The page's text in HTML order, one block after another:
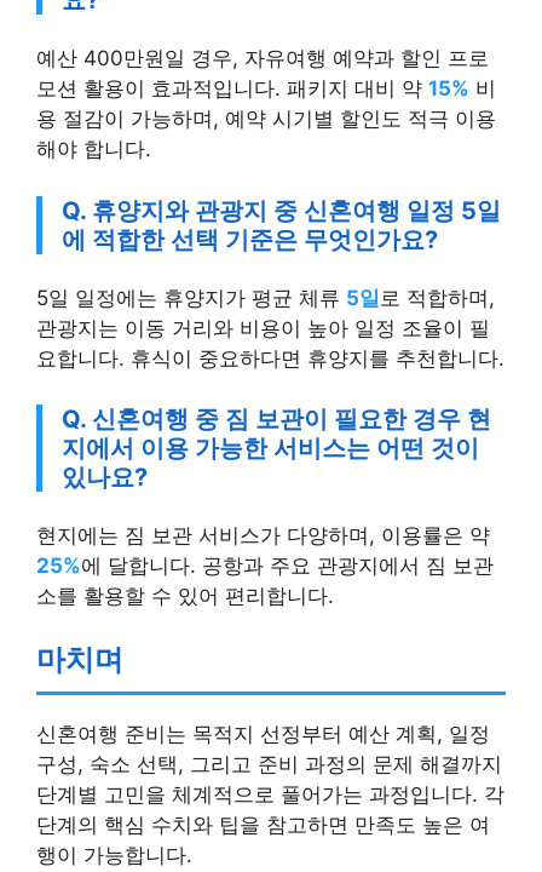
모션 활용이 효과적입니다. 패키지 대비 약15%비
용 절감이 가능하며, 예약 시기별 할인도 적극 이용
해야 합니다.
Q. 휴양지와 관광지 중 신혼여행 일정 5일
에 적합한 선택 기준은 무엇인가요?
관광지는 이동 거리와 비용이 높아 일정 조율이 필
요합니다. 휴식이 중요하다면 휴양지를 추천합니다.
Q. 신혼여행 중 짐 보관이 필요한 경우 현
지에서 이용 가능한 서비스는 어떤 것이
있나요?
25%에 달합니다. 공항과 주요 관광지에서 짐 보관
소를 활용할 수 있어 편리합니다.
마치며
구성, 숙소 선택, 그리고 준비 과정의 문제 해결까지
단계별 고민을 체계적으로 풀어가는 과정입니다. 각
단계의 핵심 수치와 팁을 참고하면 만족도 높은 여
행이 가능합니다.